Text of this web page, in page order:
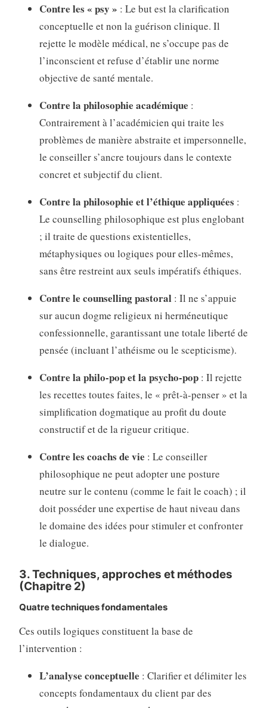
Contre les « psy » : Le but est la clarification
conceptuelle et non la guérison clinique. Il
rejette le modèle médical, ne s’occupe pas de
l’inconscient et refuse d’établir une norme
objective de santé mentale.
Contre la philosophie académique :
Contrairement à l’académicien qui traite les
problèmes de manière abstraite et impersonnelle,
le conseiller s’ancre toujours dans le contexte
concret et subjectif du client.
Contre la philosophie et l’éthique appliquées :
Le counselling philosophique est plus englobant
; il traite de questions existentielles,
métaphysiques ou logiques pour elles-mêmes,
sans être restreint aux seuls impératifs éthiques.
Contre le counselling pastoral : Il ne s’appuie
sur aucun dogme religieux ni herméneutique
confessionnelle, garantissant une totale liberté de
pensée (incluant l’athéisme ou le scepticisme).
Contre la philo-pop et la psycho-pop: Il rejette
les recettes toutes faites, le « prêt-à-penser » et la
simplification dogmatique au profit du doute
constructif et de la rigueur critique.
Contre les coachs de vie : Le conseiller
philosophique ne peut adopter une posture
neutre sur le contenu (comme le fait le coach) ; il
doit posséder une expertise de haut niveau dans
le domaine des idées pour stimuler et confronter
le dialogue.
3. Techniques, approches et méthodes
(Chapitre 2)
Quatre techniques fondamentales
Ces outils logiques constituent la base de
l’intervention :
L’analyse conceptuelle : Clarifier et délimiter les
concepts fondamentaux du client par des